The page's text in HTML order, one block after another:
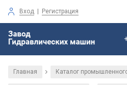
Вход | Регистрация
Главная / Каталог